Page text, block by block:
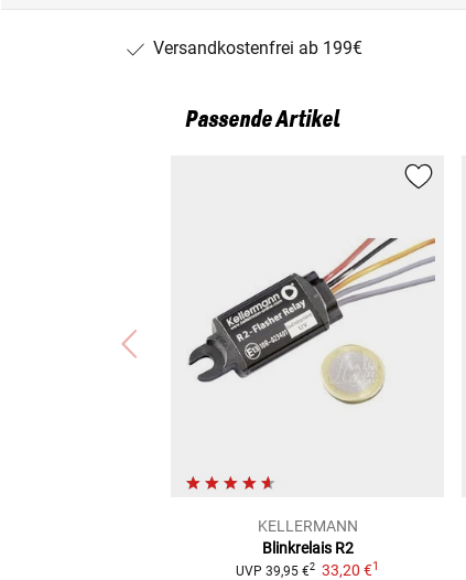
Versandkostenfrei ab 199€
Passende Artikel
KELLERMANN
Blinkrelais R2
UVP 39,95 €2 33,20 €1